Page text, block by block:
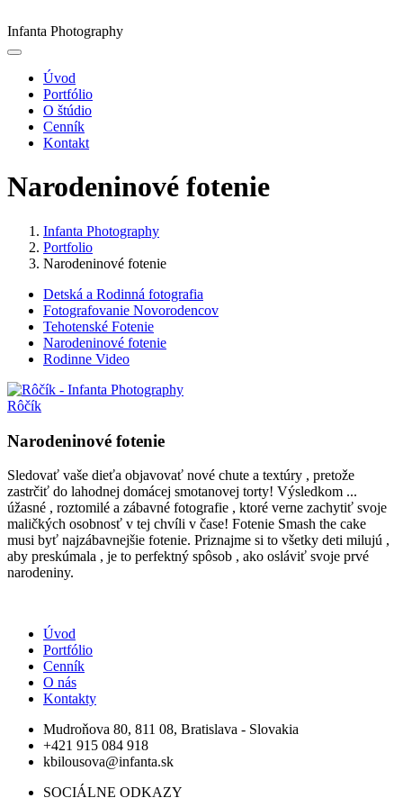
Infanta Photography
Úvod
Portfólio
O štúdio
Cenník
Kontakt
Narodeninové fotenie
Infanta Photography
Portfolio
Narodeninové fotenie
Detská a Rodinná fotografia
Fotografovanie Novorodencov
Tehotenské Fotenie
Narodeninové fotenie
Rodinne Video
Rôčík
Narodeninové fotenie
Sledovať vaše dieťa objavovať nové chute a textúry , pretože
zastrčiť do lahodnej domácej smotanovej torty! Výsledkom ...
úžasné , roztomilé a zábavné fotografie , ktoré verne zachytiť svoje
maličkých osobnosť v tej chvíli v čase! Fotenie Smash the cake
musi byť najzábavnejšie fotenie. Priznajme si to všetky deti milujú ,
aby preskúmala , je to perfektný spôsob , ako osláviť svoje prvé
narodeniny.
Úvod
Portfólio
Cenník
O nás
Kontakty
Mudroňova 80, 811 08, Bratislava - Slovakia
+421 915 084 918
kbilousova@infanta.sk
SOCIÁLNE ODKAZY